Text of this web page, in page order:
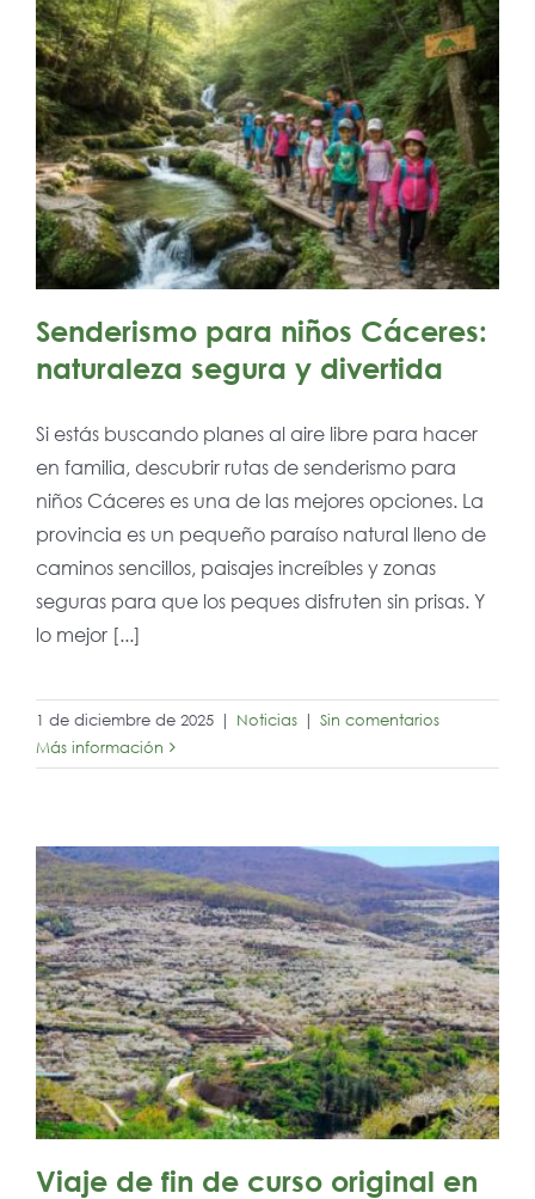
Senderismo para niños Cáceres:
naturaleza segura y divertida
Si estás buscando planes al aire libre para hacer
en familia, descubrir rutas de senderismo para
niños Cáceres es una de las mejores opciones. La
provincia es un pequeño paraíso natural lleno de
caminos sencillos, paisajes increíbles y zonas
seguras para que los peques disfruten sin prisas. Y
lo mejor [...]
1 de diciembre de 2025 | Noticias | Sin comentarios
Más información
Viaje de fin de curso original en